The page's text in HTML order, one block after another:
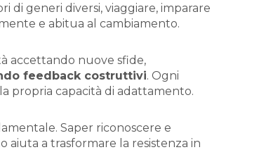
di generi diversi, viaggiare, imparare
e abitua al cambiamento.
accettando nuove sfide,
feedback costruttivi. Ogni
propria capacità di adattamento.
Saper riconoscere e
aiuta a trasformare la resistenza in